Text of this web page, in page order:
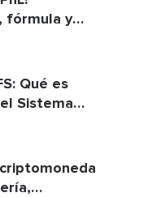
fórmula y
Qué es
Sistema
(20...